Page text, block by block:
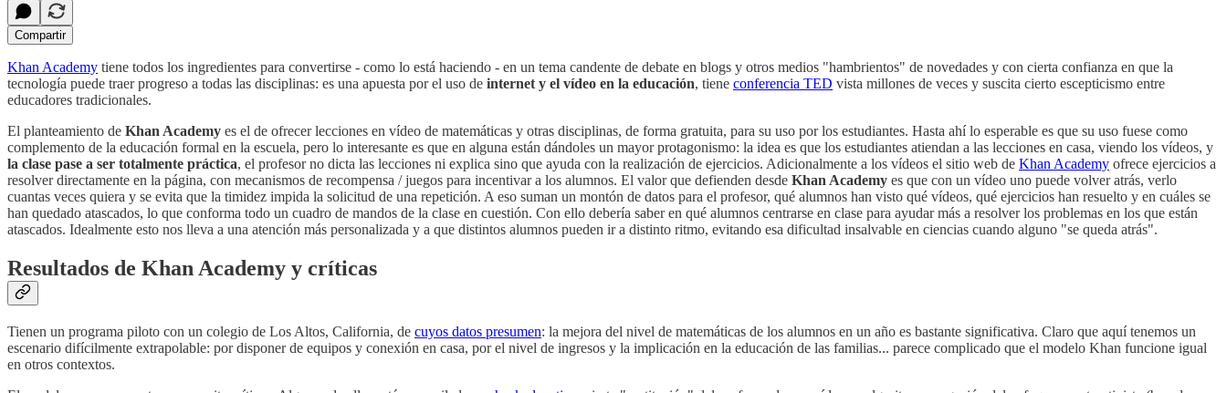
Compartir
Khan Academy tiene todos los ingredientes para convertirse - como lo está haciendo - en un tema candente de debate en blogs y otros medios "hambrientos" de novedades y con cierta confianza en que la
tecnología puede traer progreso a todas las disciplinas: es una apuesta por el uso de internet y el vídeo en la educación, tiene conferencia TED vista millones de veces y suscita cierto escepticismo entre
educadores tradicionales.
El planteamiento de Khan Academy es el de ofrecer lecciones en vídeo de matemáticas y otras disciplinas, de forma gratuita, para su uso por los estudiantes. Hasta ahí lo esperable es que su uso fuese como
complemento de la educación formal en la escuela, pero lo interesante es que en alguna están dándoles un mayor protagonismo: la idea es que los estudiantes atiendan a las lecciones en casa, viendo los vídeos, y
la clase pase a ser totalmente práctica, el profesor no dicta las lecciones ni explica sino que ayuda con la realización de ejercicios. Adicionalmente a los vídeos el sitio web de Khan Academy ofrece ejercicios a
resolver directamente en la página, con mecanismos de recompensa / juegos para incentivar a los alumnos. El valor que defienden desde Khan Academy es que con un vídeo uno puede volver atrás, verlo
cuantas veces quiera y se evita que la timidez impida la solicitud de una repetición. A eso suman un montón de datos para el profesor, qué alumnos han visto qué vídeos, qué ejercicios han resuelto y en cuáles se
han quedado atascados, lo que conforma todo un cuadro de mandos de la clase en cuestión. Con ello debería saber en qué alumnos centrarse en clase para ayudar más a resolver los problemas en los que están
atascados. Idealmente esto nos lleva a una atención más personalizada y a que distintos alumnos pueden ir a distinto ritmo, evitando esa dificultad insalvable en ciencias cuando alguno "se queda atrás".
Resultados de Khan Academy y críticas
Tienen un programa piloto con un colegio de Los Altos, California, de cuyos datos presumen: la mejora del nivel de matemáticas de los alumnos en un año es bastante significativa. Claro que aquí tenemos un
escenario difícilmente extrapolable: por disponer de equipos y conexión en casa, por el nivel de ingresos y la implicación en la educación de las familias... parece complicado que el modelo Khan funcione igual
en otros contextos.